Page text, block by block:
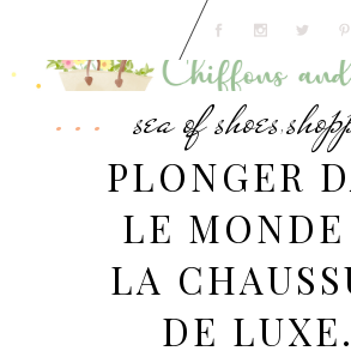
sea of shoes,
PLONGER
LE
LA
DE